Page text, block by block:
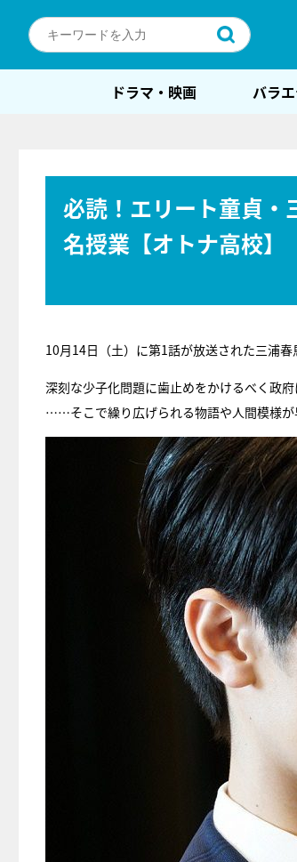
ドラマ・映画 バラ
必読！エリート童貞・
名授業【オトナ高校】
10月14日（土）に第1話が放送された三浦
深刻な少子化問題に歯止めをかけるべく政
……そこで繰り広げられる物語や人間模様が